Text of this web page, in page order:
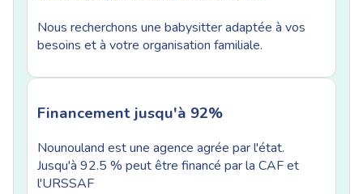
Nous recherchons une babysitter adaptée à vos
besoins et à votre organisation familiale.
Financement jusqu'à 92%
Nounouland est une agence agrée par l'état.
Jusqu'à 92.5 % peut être financé par la CAF et
l'URSSAF